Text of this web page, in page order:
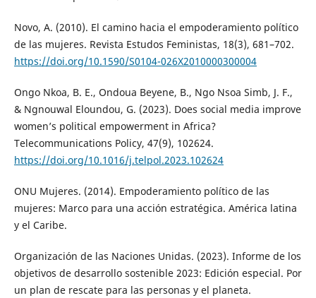
Novo, A. (2010). El camino hacia el empoderamiento político
de las mujeres. Revista Estudos Feministas, 18(3), 681–702.
https://doi.org/10.1590/S0104-026X2010000300004
Ongo Nkoa, B. E., Ondoua Beyene, B., Ngo Nsoa Simb, J. F.,
& Ngnouwal Eloundou, G. (2023). Does social media improve
women’s political empowerment in Africa?
Telecommunications Policy, 47(9), 102624.
https://doi.org/10.1016/j.telpol.2023.102624
ONU Mujeres. (2014). Empoderamiento político de las
mujeres: Marco para una acción estratégica. América latina
y el Caribe.
Organización de las Naciones Unidas. (2023). Informe de los
objetivos de desarrollo sostenible 2023: Edición especial. Por
un plan de rescate para las personas y el planeta.